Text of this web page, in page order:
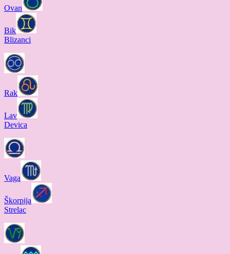
Ovan
Bik
Blizanci
Rak
Lav
Devica
Vaga
Škorpija
Strelac